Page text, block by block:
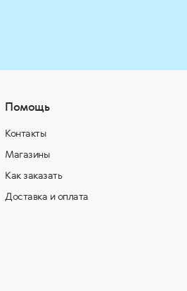
Помощь
Контакты
Магазины
Как заказать
Доставка и оплата